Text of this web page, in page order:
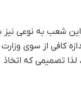
شعب به نوعی نیز
کافی از سوی وزارت
تصمیمی که اتخاذ